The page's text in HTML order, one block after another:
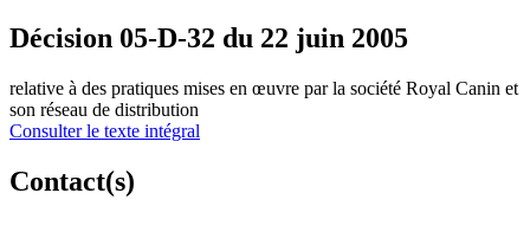
Décision 05-D-32 du 22 juin 2005
relative à des pratiques mises en œuvre par la société Royal Canin et
son réseau de distribution
Consulter le texte intégral
Contact(s)